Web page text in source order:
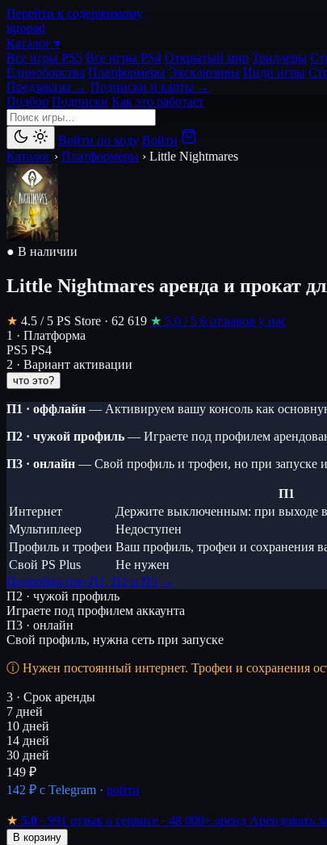
Перейти к содержимому
igropad
Каталог ▾
Все игры PS5 Все игры PS4 Открытый мир Триллеры
Единоборства Платформеры Эксклюзивы Инди игры
Предзаказы → Подписки и карты →
Подбор Подписки Как это работает
Войти по коду Войти
Каталог › Платформеры › Little Nightmares
● В наличии
Little Nightmares аренда и прокат
★ 4.5 / 5 PS Store · 62 619 ★ 5.0 / 5 6 отзывов у нас
1 · Платформа
PS5 PS4
2 · Вариант активации
что это?
П1 · оффлайн — Активируем вашу консоль как
П2 · чужой профиль — Играете под профилем
П3 · онлайн — Свой профиль и трофеи, но при запуске
П1
Интернет
Держите выключенным: при выходе в
Мультиплеер
Недоступен
Профиль и трофеи Ваш профиль, трофеи и сохранения
Свой PS Plus
Не нужен
Подробно про П1, П2 и П3 →
П2 · чужой профиль
Играете под профилем аккаунта
П3 · онлайн
Свой профиль, нужна сеть при запуске
Нужен постоянный интернет. Трофеи и сохранения
3 · Срок аренды
7 дней
10 дней
14 дней
30 дней
149 ₽
142 ₽ с Telegram · войти
★ 5.0 · 991 отзыв о сервисе · 48 000+ аренд Арендовать
В корзину